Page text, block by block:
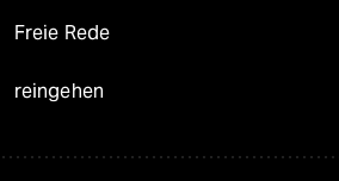
Freie Rede
reingehen